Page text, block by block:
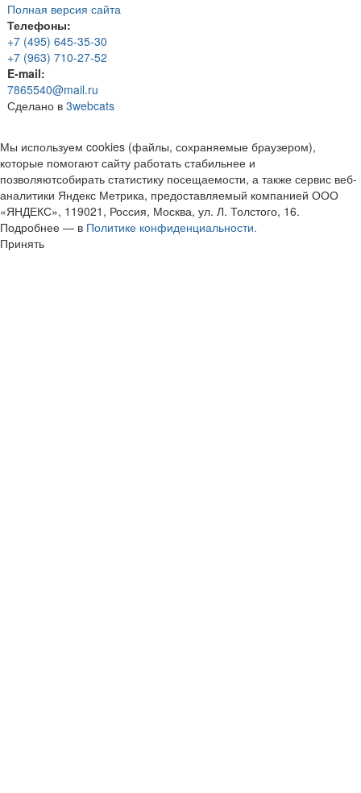
Полная версия сайта
Телефоны:
+7 (495) 645-35-30
+7 (963) 710-27-52
E-mail:
7865540@mail.ru
Сделано в 3webcats
Мы используем cookies (файлы, сохраняемые браузером),
которые помогают сайту работать стабильнее и
позволяютсобирать статистику посещаемости, а также сервис веб-
аналитики Яндекс Метрика, предоставляемый компанией ООО
«ЯНДЕКС», 119021, Россия, Москва, ул. Л. Толстого, 16.
Подробнее — в Политике конфиденциальности.
Принять